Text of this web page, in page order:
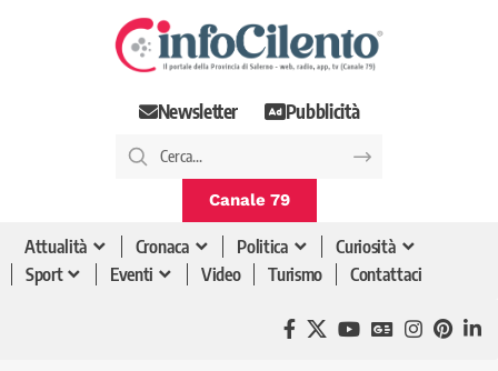
Newsletter Pubblicità
Canale 79
Attualità Cronaca Politica
Curiosità
Sport
Eventi Video Turismo Contattaci